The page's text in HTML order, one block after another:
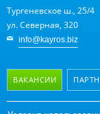
Тургеневское ш., 25/4
ул. Северная, 320
info@kayros.biz
ВАКАНСИИ
Дизайнерам